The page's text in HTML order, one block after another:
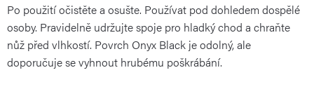
Po použití očistěte a osušte. Používat pod dohledem dospělé
osoby. Pravidelně udržujte spoje pro hladký chod a chraňte
nůž před vlhkostí. Povrch Onyx Black je odolný, ale
doporučuje se vyhnout hrubému poškrábání.